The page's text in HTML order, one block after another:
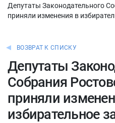
Депутаты Законодательного
приняли изменения в
ВОЗВРАТ К СПИСКУ
Депутаты
Собрания
приняли
избирательное